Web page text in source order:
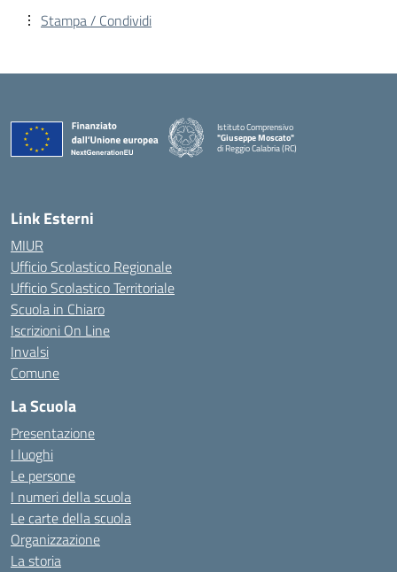
Stampa / Condividi
Istituto Comprensivo
"Giuseppe Moscato"
di Reggio Calabria (RC)
— Visita la pagina iniziale della scuola
Link Esterni
MIUR
Ufficio Scolastico Regionale
Ufficio Scolastico Territoriale
Scuola in Chiaro
Iscrizioni On Line
Invalsi
Comune
La Scuola
Presentazione
I luoghi
Le persone
I numeri della scuola
Le carte della scuola
Organizzazione
La storia